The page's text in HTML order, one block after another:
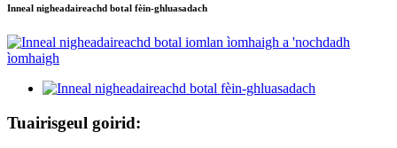
Inneal nigheadaireachd botal fèin-ghluasadach
Tuairisgeul goirid: